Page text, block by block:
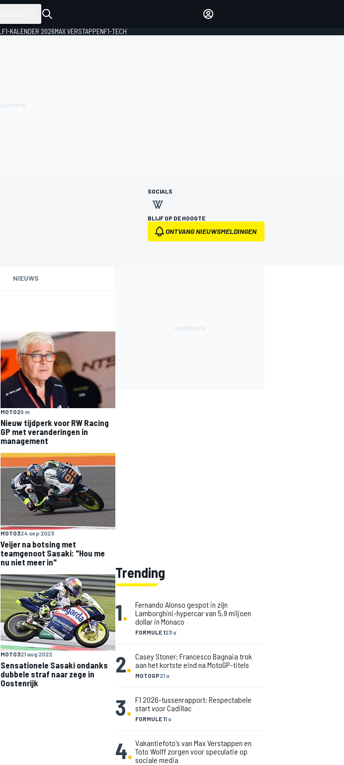
F1-KALENDER 2026MAX VERSTAPPENF1-TECH
SOCIALS
BLIJF OP DE HOOGTE
ONTVANG NIEUWSMELDINGEN
NIEUWS
MOTO29 m
Nieuw tijdperk voor RW Racing
GP met veranderingen in
management
MOTO324 sep 2023
Veijer na botsing met
teamgenoot Sasaki: "Hou me
nu niet meer in"
MOTO321 aug 2022
Sensationele Sasaki ondanks
dubbele straf naar zege in
Oostenrijk
Trending
1.
FORMULE 123 u
Fernando Alonso gespot in zijn
Lamborghini-hypercar van 5,9 miljoen
dollar in Monaco
2. MOTOGP21 u
Casey Stoner: Francesco Bagnaia trok
aan het kortste eind na MotoGP-titels
3. FORMULE 11 u
F1 2026-tussenrapport: Respectabele
start voor Cadillac
4. Vakantiefoto's van Max Verstappen en
Toto Wolff zorgen voor speculatie op
sociale media